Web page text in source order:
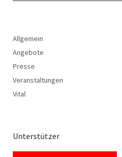
Allgemein
Angebote
Presse
Veranstaltungen
Vital
Unterstützer